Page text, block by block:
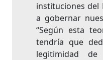
instituciones del
a gobernar
“Según esta
tendría que
legitimidad